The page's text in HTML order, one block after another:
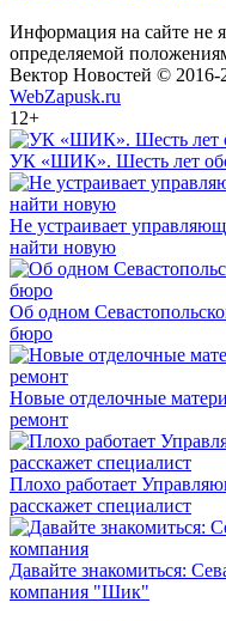
Информация на сайте не
определяемой
Вектор Новостей © 2016-
WebZapusk.ru
12+
УК «ШИК». Шесть лет
Не устраивает
найти новую
Об одном
бюро
Новые отделочные
ремонт
Плохо работает
расскажет специалист
Давайте знакомиться:
компания "Шик"